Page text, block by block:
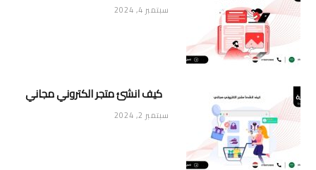
سبتمبر 4, 2024
كيف انشئ متجر الكتروني مجاني
سبتمبر 2, 2024